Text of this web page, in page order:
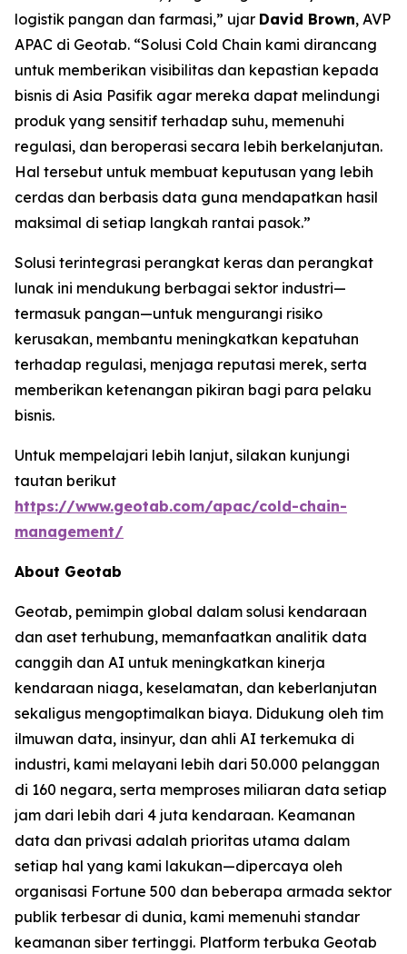
logistik pangan dan farmasi,” ujar David Brown, AVP
APAC di Geotab. “Solusi Cold Chain kami dirancang
untuk memberikan visibilitas dan kepastian kepada
bisnis di Asia Pasifik agar mereka dapat melindungi
produk yang sensitif terhadap suhu, memenuhi
regulasi, dan beroperasi secara lebih berkelanjutan.
Hal tersebut untuk membuat keputusan yang lebih
cerdas dan berbasis data guna mendapatkan hasil
maksimal di setiap langkah rantai pasok.”
Solusi terintegrasi perangkat keras dan perangkat
lunak ini mendukung berbagai sektor industri—
termasuk pangan—untuk mengurangi risiko
kerusakan, membantu meningkatkan kepatuhan
terhadap regulasi, menjaga reputasi merek, serta
memberikan ketenangan pikiran bagi para pelaku
bisnis.
Untuk mempelajari lebih lanjut, silakan kunjungi
tautan berikut
https://www.geotab.com/apac/cold-chain-
management/
About Geotab
Geotab, pemimpin global dalam solusi kendaraan
dan aset terhubung, memanfaatkan analitik data
canggih dan AI untuk meningkatkan kinerja
kendaraan niaga, keselamatan, dan keberlanjutan
sekaligus mengoptimalkan biaya. Didukung oleh tim
ilmuwan data, insinyur, dan ahli AI terkemuka di
industri, kami melayani lebih dari 50.000 pelanggan
di 160 negara, serta memproses miliaran data setiap
jam dari lebih dari 4 juta kendaraan. Keamanan
data dan privasi adalah prioritas utama dalam
setiap hal yang kami lakukan—dipercaya oleh
organisasi Fortune 500 dan beberapa armada sektor
publik terbesar di dunia, kami memenuhi standar
keamanan siber tertinggi. Platform terbuka Geotab